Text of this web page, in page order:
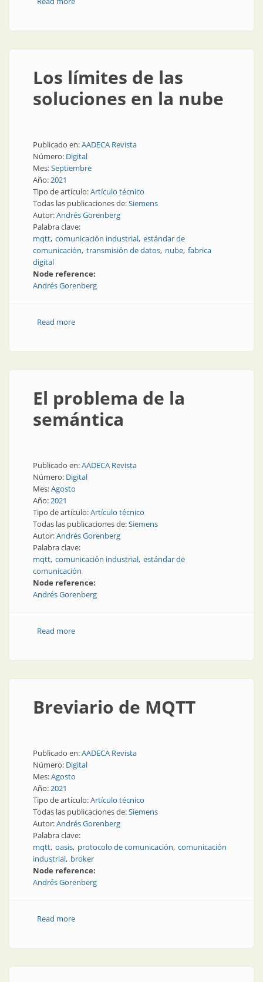
Los límites de las
soluciones en la nube
Publicado en:AADECA Revista
Número: Digital
Mes:Septiembre
Año:2021
Tipo de artículo:Artículo técnico
Todas las publicaciones de:Siemens
Autor:Andrés Gorenberg
Palabra clave:
mqtt comunicación industrial estándar de
comunicación transmisión de datos nube fabrica
digital
Node reference:
Andrés Gorenberg
Read moreabout Los límites de las soluciones en la nube
El problema de la
semántica
Publicado en:AADECA Revista
Número: Digital
Mes:Agosto
Año:2021
Tipo de artículo:Artículo técnico
Todas las publicaciones de:Siemens
Autor:Andrés Gorenberg
Palabra clave:
mqtt comunicación industrial estándar de
comunicación
Node reference:
Andrés Gorenberg
Read moreabout El problema de la semántica
Breviario de MQTT
Publicado en:AADECA Revista
Número: Digital
Mes:Agosto
Año:2021
Tipo de artículo:Artículo técnico
Todas las publicaciones de:Siemens
Autor:Andrés Gorenberg
Palabra clave:
mqtt oasis protocolo de comunicación comunicación
industrial broker
Node reference:
Andrés Gorenberg
Read moreabout Breviario de MQTT